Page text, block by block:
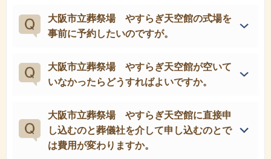
大阪市立葬祭場 やすらぎ天空館の式場を
事前に予約したいのですが。
大阪市立葬祭場 やすらぎ天空館が空いて
いなかったらどうすればよいですか。
大阪市立葬祭場 やすらぎ天空館に直接申
し込むのと葬儀社を介して申し込むのとで
は費用が変わりますか。